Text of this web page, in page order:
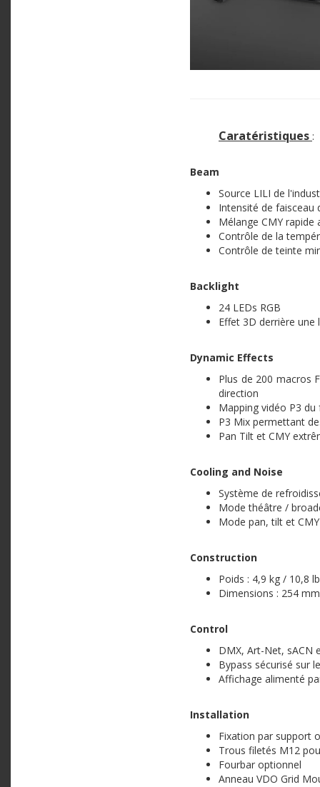
Caratéristiques :
Beam
Source LILI de
Intensité de faisceau
Mélange CMY rapide
Contrôle de la
Contrôle de teinte
Backlight
24 LEDs RGB
Effet 3D derrière une
Dynamic Effects
Plus de 200 macros
direction
Mapping vidéo P3
P3 Mix permettant
Pan Tilt et CMY
Cooling and Noise
Système de
Mode théâtre /
Mode pan, tilt et
Construction
Poids : 4,9 kg / 10,8 lb
Dimensions : 254
Control
DMX, Art-Net, sACN
Bypass sécurisé sur
Affichage alimenté
Installation
Fixation par support
Trous filetés M12
Fourbar optionnel
Anneau VDO Grid